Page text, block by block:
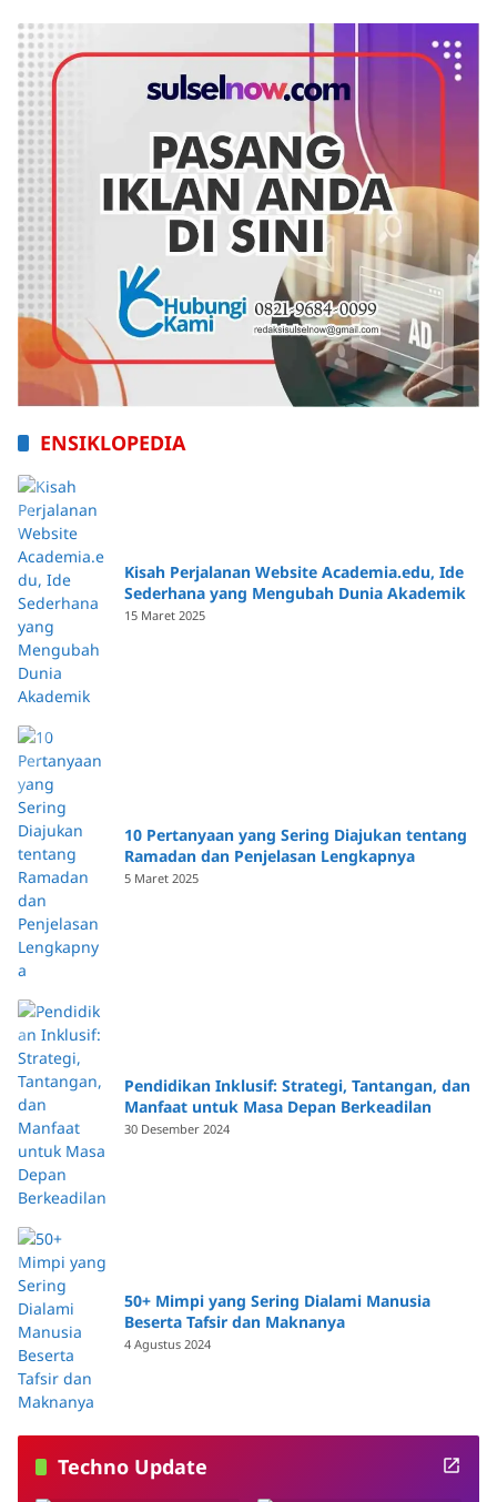
SULSELNOW
ENSIKLOPEDIA
Kisah Perjalanan Website Academia.edu, Ide
Sederhana yang Mengubah Dunia Akademik
15 Maret 2025
10 Pertanyaan yang Sering Diajukan tentang
Ramadan dan Penjelasan Lengkapnya
5 Maret 2025
Pendidikan Inklusif: Strategi, Tantangan, dan
Manfaat untuk Masa Depan Berkeadilan
30 Desember 2024
50+ Mimpi yang Sering Dialami Manusia
Beserta Tafsir dan Maknanya
4 Agustus 2024
Techno Update